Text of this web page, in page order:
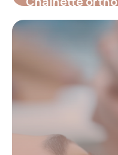
discret pour un